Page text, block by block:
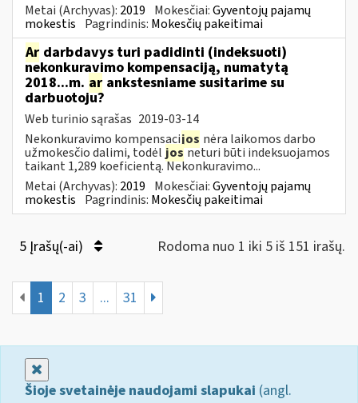
Metai (Archyvas): 2019 Mokesčiai:Gyventojų pajamų
mokestis Pagrindinis: Mokesčių pakeitimai
Ar darbdavys turi padidinti (indeksuoti)
nekonkuravimo kompensaciją, numatytą
2018...m. ar ankstesniame susitarime su
darbuotoju?
Web turinio sąrašas 2019-03-14
Nekonkuravimo kompensacijos nėra laikomos darbo
užmokesčio dalimi, todėl josneturi būti indeksuojamos
taikant 1,289 koeficientą. Nekonkuravimo...
Metai (Archyvas): 2019 Mokesčiai:Gyventojų pajamų
mokestis Pagrindinis: Mokesčių pakeitimai
5 Įrašų(-ai) Rodoma nuo 1 iki 5 iš 151 irašų.
1 2 3 ... 31
Šioje svetainėje naudojami slapukai (angl.